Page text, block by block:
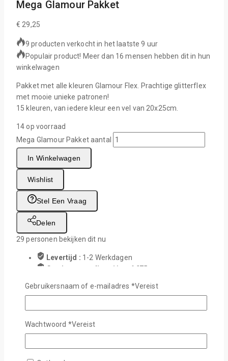
Mega Glamour Pakket
€ 29,25
9 producten verkocht in het laatste 9 uur
Populair product! Meer dan 16 mensen hebben dit in hun
winkelwagen
Pakket met alle kleuren Glamour Flex. Prachtige glitterflex
met mooie unieke patronen!
15 kleuren, van iedere kleur een vel van 20x25cm.
14 op voorraad
Mega Glamour Pakket aantal
In Winkelwagen
Wishlist
Stel Een Vraag
Delen
29 personen bekijken dit nu
Levertijd : 1-2 Werkdagen
Gratis verzending :Vanaf €75,-
Beoordelingen (0)
Gebruikersnaam of e-mailadres *Vereist
Wachtwoord *Vereist